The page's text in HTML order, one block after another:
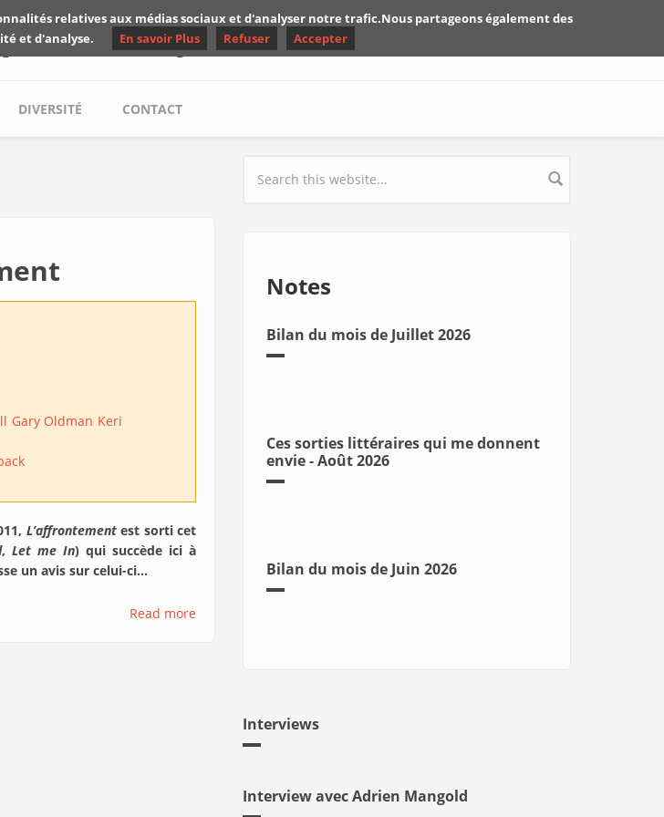
de Yuyine
DIVERSITÉ CONTACT
Gary Oldman Keri
L’affrontementest sorti cet
,Let me In) qui succède ici à
un avis sur celui-ci...
Read more
Search form
Notes
Bilan du mois de Juillet 2026
Ces sorties littéraires qui me donnent
envie - Août 2026
Bilan du mois de Juin 2026
Interviews
Interview avec Adrien Mangold
relatives aux médias sociaux et d'analyser notre trafic.Nous partageons également des
et d'analyse.
En savoir Plus Refuser Accepter